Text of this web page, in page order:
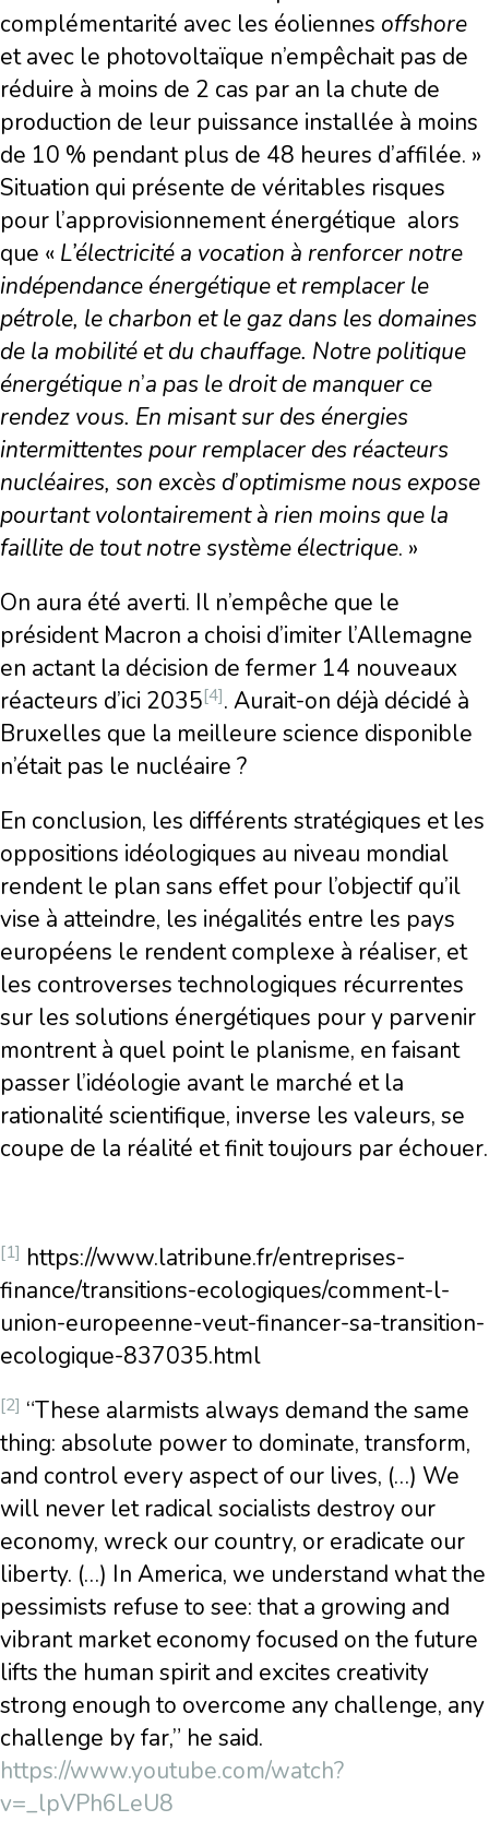
complémentarité avec les éoliennes offshore
et avec le photovoltaïque n’empêchait pas de
réduire à moins de 2 cas par an la chute de
production de leur puissance installée à moins
de 10 % pendant plus de 48 heures d’affilée. »
Situation qui présente de véritables risques
pour l’approvisionnement énergétique alors
que « L’électricité a vocation à renforcer notre
indépendance énergétique et remplacer le
pétrole, le charbon et le gaz dans les domaines
de la mobilité et du chauffage. Notre politique
énergétique n’a pas le droit de manquer ce
rendez vous. En misant sur des énergies
intermittentes pour remplacer des réacteurs
nucléaires, son excès d’optimisme nous expose
pourtant volontairement à rien moins que la
faillite de tout notre système électrique. »
On aura été averti. Il n’empêche que le
président Macron a choisi d’imiter l’Allemagne
en actant la décision de fermer 14 nouveaux
réacteurs d’ici 2035[4]. Aurait-on déjà décidé à
Bruxelles que la meilleure science disponible
n’était pas le nucléaire ?
En conclusion, les différents stratégiques et les
oppositions idéologiques au niveau mondial
rendent le plan sans effet pour l’objectif qu’il
vise à atteindre, les inégalités entre les pays
européens le rendent complexe à réaliser, et
les controverses technologiques récurrentes
sur les solutions énergétiques pour y parvenir
montrent à quel point le planisme, en faisant
passer l’idéologie avant le marché et la
rationalité scientifique, inverse les valeurs, se
coupe de la réalité et finit toujours par échouer.
[1] https://www.latribune.fr/entreprises-
finance/transitions-ecologiques/comment-l-
union-europeenne-veut-financer-sa-transition-
ecologique-837035.html
[2] “These alarmists always demand the same
thing: absolute power to dominate, transform,
and control every aspect of our lives, (…) We
will never let radical socialists destroy our
economy, wreck our country, or eradicate our
liberty. (…) In America, we understand what the
pessimists refuse to see: that a growing and
vibrant market economy focused on the future
lifts the human spirit and excites creativity
strong enough to overcome any challenge, any
challenge by far,” he said.
https://www.youtube.com/watch?
v=_lpVPh6LeU8